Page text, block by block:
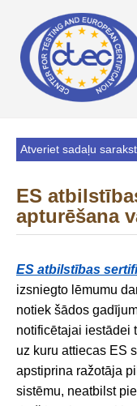
Atveriet sadaļu
ES
apturēšana
ES atbilstības
izsniegto lēmumu
notiek šādos
notificētajai iestādei
uz kuru attiecas ES
apstiprina ražotāja
sistēmu, neatbilst